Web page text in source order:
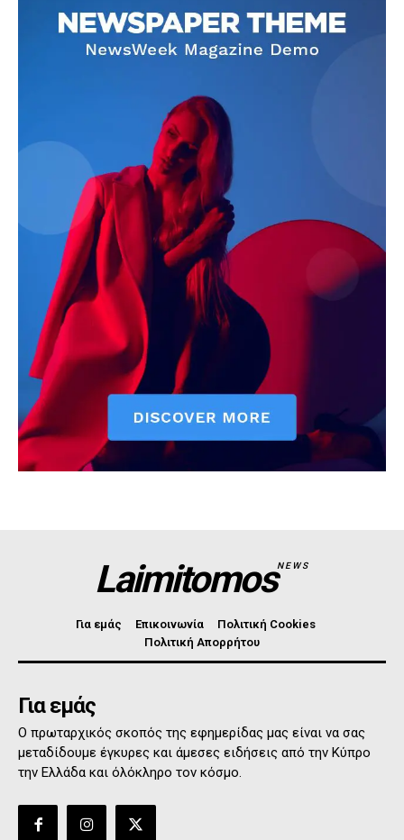
LaimitomosNEWS
Για εμάς Επικοινωνία
Πολιτική Cookies
Πολιτική Απορρήτου
Για εμάς
Ο πρωταρχικός σκοπός της εφημερίδας μας είναι να σας
μεταδίδουμε έγκυρες και άμεσες ειδήσεις από την Κύπρο
την Ελλάδα και όλόκληρο τον κόσμο.